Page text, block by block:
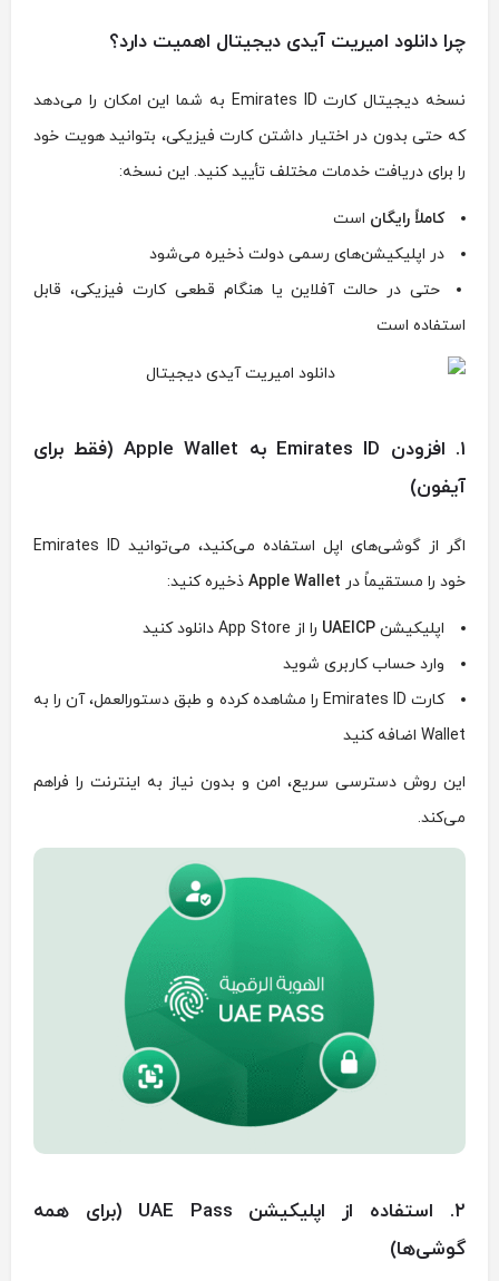
چرا دانلود امیریت آیدی دیجیتال اهمیت دارد؟
نسخه دیجیتال کارت Emirates ID به شما این امکان را می‌دهد
که حتی بدون در اختیار داشتن کارت فیزیکی، بتوانید هویت خود
را برای دریافت خدمات مختلف تأیید کنید. این نسخه:
کاملاً رایگان است
در اپلیکیشن‌های رسمی دولت ذخیره می‌شود
حتی در حالت آفلاین یا هنگام قطعی کارت فیزیکی، قابل
استفاده است
۱. افزودن Emirates ID به Apple Wallet (فقط برای
آیفون)
اگر از گوشی‌های اپل استفاده می‌کنید، می‌توانید Emirates ID
خود را مستقیماً در Apple Wallet ذخیره کنید:
اپلیکیشن UAEICP را از App Store دانلود کنید
وارد حساب کاربری شوید
کارت Emirates ID را مشاهده کرده و طبق دستورالعمل، آن را به
Wallet اضافه کنید
این روش دسترسی سریع، امن و بدون نیاز به اینترنت را فراهم
می‌کند.
۲. استفاده از اپلیکیشن UAE Pass (برای همه
گوشی‌ها)